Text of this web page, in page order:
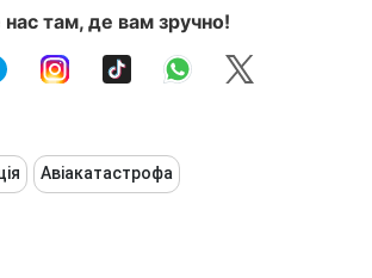
там, де вам зручно!
Авіакатастрофа